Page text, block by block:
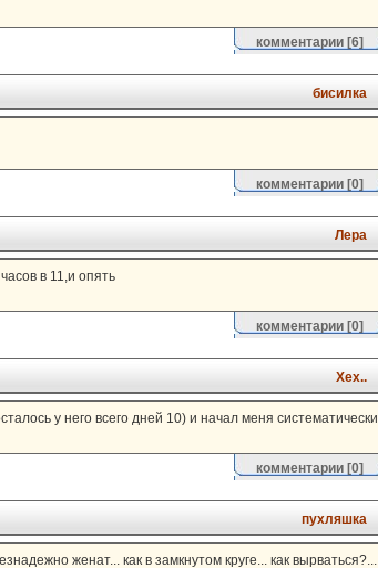
комментарии[6]
бисилка
комментарии[0]
Лера
в 11,и опять
комментарии[0]
Хех..
у него всего дней 10) и начал меня систематически
комментарии[0]
пухляшка
женат... как в замкнутом круге... как вырваться?...